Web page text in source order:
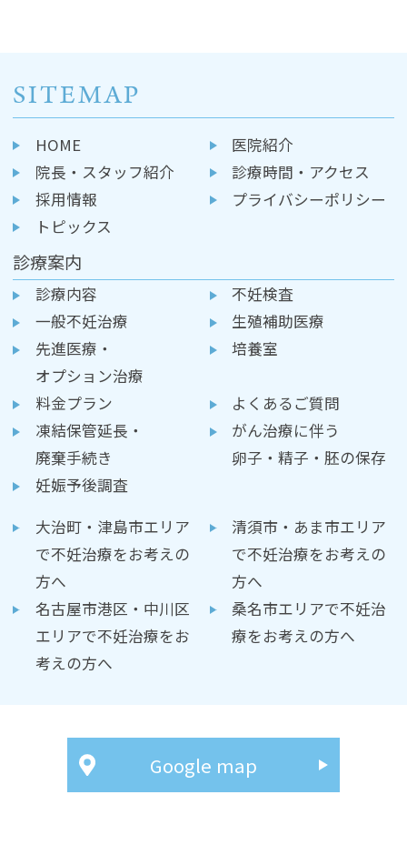
SITEMAP
HOME
医院紹介
院長・スタッフ紹介
診療時間・アクセス
採用情報
プライバシーポリシー
トピックス
診療案内
診療内容
不妊検査
一般不妊治療
生殖補助医療
先進医療・
オプション治療
培養室
料金プラン
よくあるご質問
凍結保管延長・
廃棄手続き
がん治療に伴う
卵子・精子・胚の保存
妊娠予後調査
大治町・津島市エリア
で不妊治療をお考えの
方へ
清須市・あま市エリア
で不妊治療をお考えの
方へ
名古屋市港区・中川区
エリアで不妊治療をお
考えの方へ
桑名市エリアで不妊治
療をお考えの方へ
Google map